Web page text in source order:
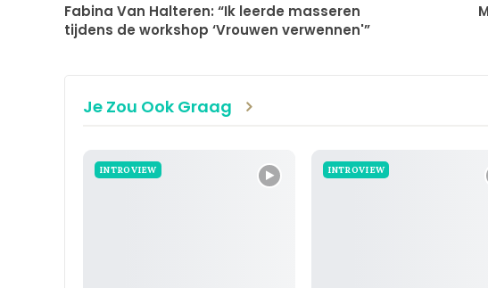
Fabina Van Halteren: “Ik leerde masseren
tijdens de workshop ‘Vrouwen verwennen'”
Je Zou Ook Graag
INTROVIEW INTROVIEW